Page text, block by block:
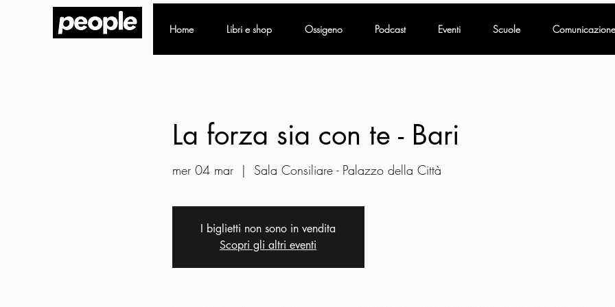
Home Libri e shop Ossigeno Podcast Eventi Scuole Comunicazione
La forza sia con te - Bari
mer 04 mar
  |
Sala Consiliare - Palazzo della Città
I biglietti non sono in vendita
Scopri gli altri eventi